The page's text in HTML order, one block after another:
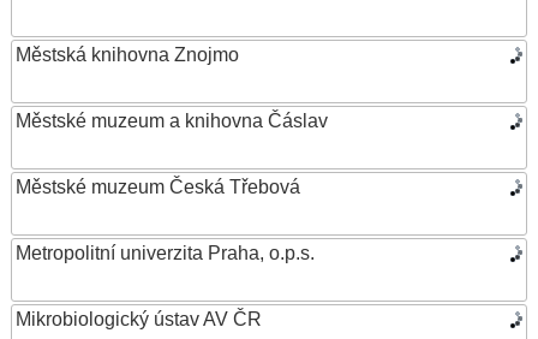
Městská knihovna Znojmo
Městské muzeum a knihovna Čáslav
Městské muzeum Česká Třebová
Metropolitní univerzita Praha, o.p.s.
Mikrobiologický ústav AV ČR